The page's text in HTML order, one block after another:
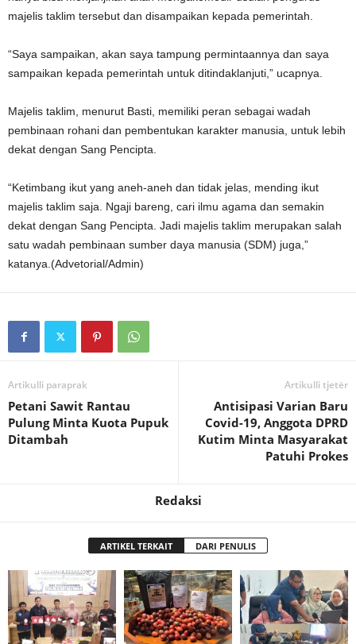
majelis taklim tersebut dan disampaikan kepada pemerintah.
“Saya sampaikan, akan saya tampung permintaannya dan saya
sampaikan kepada pemerintah untuk ditindaklanjuti,” ucapnya.
Majelis taklim, menurut Basti, memiliki peran sebagai wadah
pembinaan rohani dan pembentukan karakter manusia, untuk lebih
dekat dengan Sang Pencipta.
“Ketimbang ikut yang aneh-aneh dan tidak jelas, mending ikut
majelis taklim saja. Ngaji bareng, cari ilmu agama dan semakin
dekat dengan Sang Pencipta. Jadi majelis taklim merupakan salah
satu wadah pembinaan sumber daya manusia (SDM) juga,”
katanya.(Advetorial/Admin)
Artikulli paraprak
Petani Sawit Rantau
Pulung Minta Kuota Pupuk
Ditambah
Artikulli tjetër
Antisipasi Varian Baru
Covid-19, Anggota DPRD
Kutim Minta Masyarakat
Patuhi Prokes
Redaksi
ARTIKEL TERKAIT DARI PENULIS